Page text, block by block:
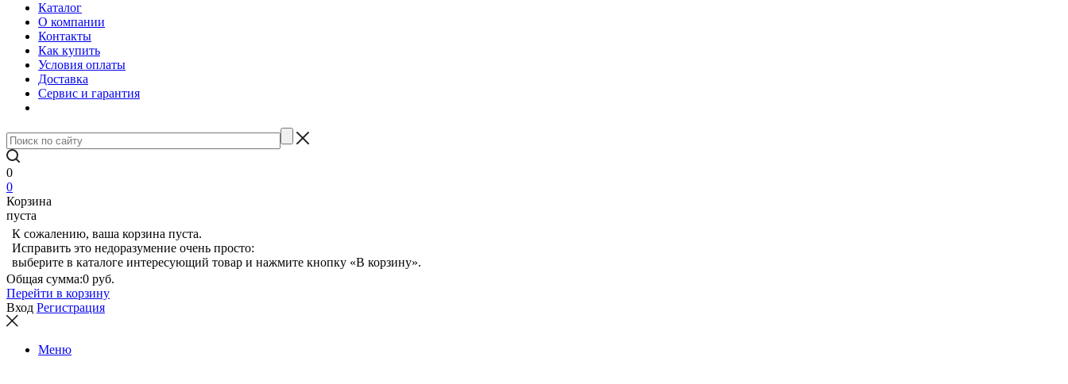
Каталог
О компании
Контакты
Как купить
Условия оплаты
Доставка
Сервис и гарантия
0
0
Корзина
пуста
К сожалению, ваша корзина пуста.
Исправить это недоразумение очень просто:
выберите в каталоге интересующий товар и нажмите кнопку «В корзину».
Общая сумма:0 руб.
Перейти в корзину
Вход Регистрация
Меню